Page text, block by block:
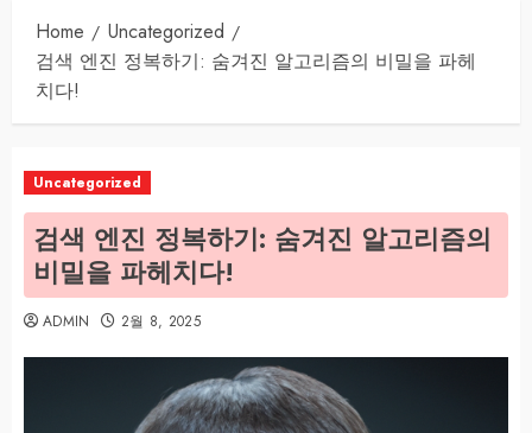
Home
Uncategorized
검색 엔진 정복하기: 숨겨진 알고리즘의 비밀을 파헤
치다!
Uncategorized
검색 엔진 정복하기: 숨겨진 알고리즘의
비밀을 파헤치다!
ADMIN 2월 8, 2025